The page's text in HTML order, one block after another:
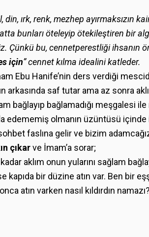
ırk, renk, mezhep ayırmaksızın
bunları öteleyip ötekileştiren bir
Çünkü bu, cennetperestliği ihsanın
için” cennet kılma idealini katleder.
Ebu Hanife’nin ders verdiği
arkasında saf tutar ama az sonra
bağlayıp bağlamadığı meşgalesi ile
edememiş olmanın üzüntüsü
faslına gelir ve bizim
çıkarve İmam’a sorar;
aklım onun yularını sağlam
bir düzine atın var. Ben bir
atın varken nasıl kıldırdın